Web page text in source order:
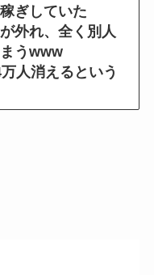
ぎしていた
外れ、全く別人
うwww
人消えるという